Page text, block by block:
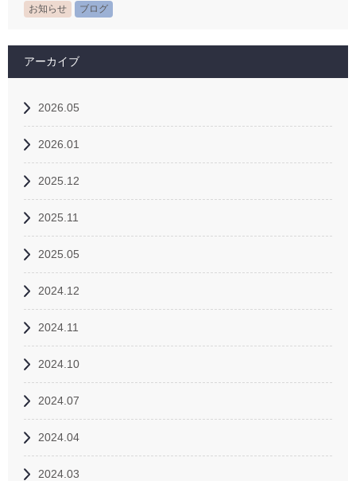
お知らせ ブログ
アーカイブ
2026.05
2026.01
2025.12
2025.11
2025.05
2024.12
2024.11
2024.10
2024.07
2024.04
2024.03